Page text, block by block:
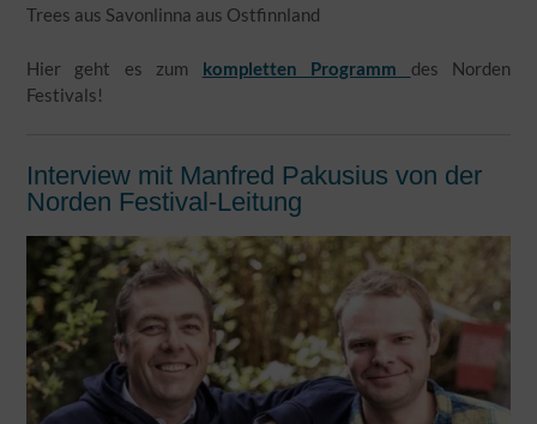
Trees aus Savonlinna aus Ostfinnland
Hier geht es zum kompletten Programm
des Norden
Festivals!
Interview mit Manfred Pakusius von der
Norden Festival-Leitung